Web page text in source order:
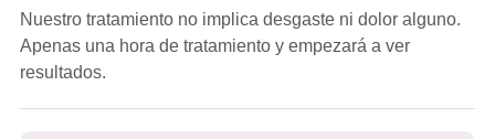
Nuestro tratamiento no implica desgaste ni dolor alguno.
Apenas una hora de tratamiento y empezará a ver
resultados.